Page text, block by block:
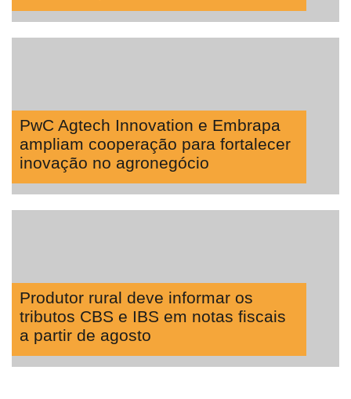
PwC Agtech Innovation e Embrapa
ampliam cooperação para fortalecer
inovação no agronegócio
Produtor rural deve informar os
tributos CBS e IBS em notas fiscais
a partir de agosto